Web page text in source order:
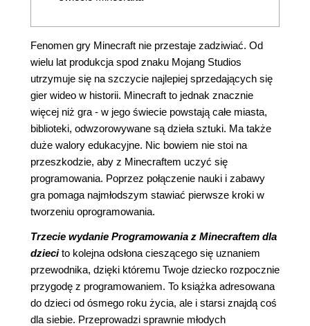
Fenomen gry Minecraft nie przestaje zadziwiać. Od
wielu lat produkcja spod znaku Mojang Studios
utrzymuje się na szczycie najlepiej sprzedających się
gier wideo w historii. Minecraft to jednak znacznie
więcej niż gra - w jego świecie powstają całe miasta,
biblioteki, odwzorowywane są dzieła sztuki. Ma także
duże walory edukacyjne. Nic bowiem nie stoi na
przeszkodzie, aby z Minecraftem uczyć się
programowania. Poprzez połączenie nauki i zabawy
gra pomaga najmłodszym stawiać pierwsze kroki w
tworzeniu oprogramowania.
Trzecie wydanie Programowania z Minecraftem dla
dziecito kolejna odsłona cieszącego się uznaniem
przewodnika, dzięki któremu Twoje dziecko rozpocznie
przygodę z programowaniem. To książka adresowana
do dzieci od ósmego roku życia, ale i starsi znajdą coś
dla siebie. Przeprowadzi sprawnie młodych